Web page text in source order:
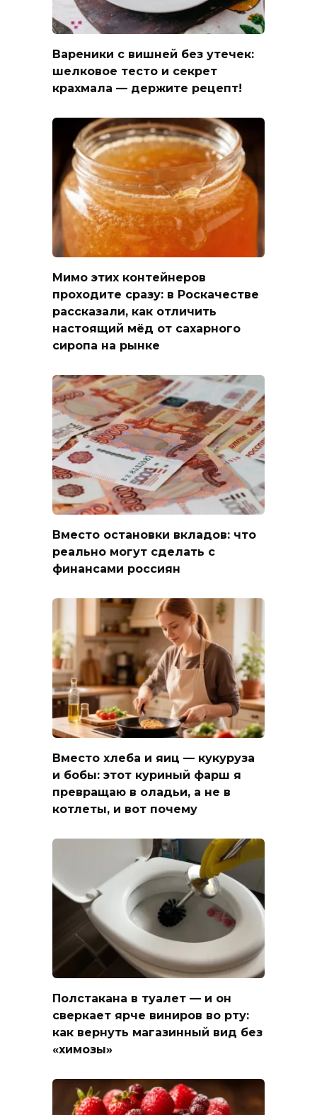
Вареники с вишней без утечек:
шелковое тесто и секрет
крахмала — держите рецепт!
Мимо этих контейнеров
проходите сразу: в Роскачестве
рассказали, как отличить
настоящий мёд от сахарного
сиропа на рынке
Вместо остановки вкладов: что
реально могут сделать с
финансами россиян
Вместо хлеба и яиц — кукуруза
и бобы: этот куриный фарш я
превращаю в оладьи, а не в
котлеты, и вот почему
Полстакана в туалет — и он
сверкает ярче виниров во рту:
как вернуть магазинный вид без
«химозы»